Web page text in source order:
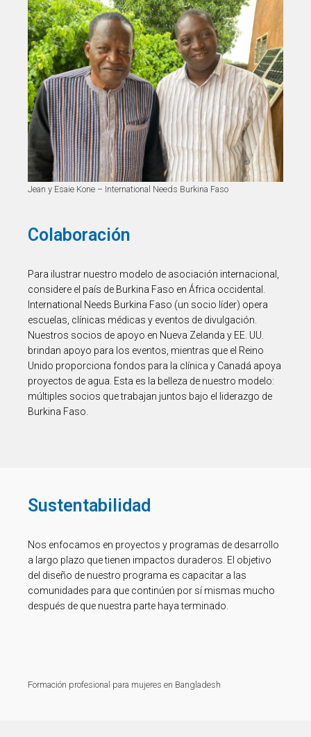
Jean y Esaie Kone – International Needs Burkina Faso
Colaboración
Para ilustrar nuestro modelo de asociación internacional,
considere el país de Burkina Faso en África occidental.
International Needs Burkina Faso (un socio líder) opera
escuelas, clínicas médicas y eventos de divulgación.
Nuestros socios de apoyo en Nueva Zelanda y EE. UU.
brindan apoyo para los eventos, mientras que el Reino
Unido proporciona fondos para la clínica y Canadá apoya
proyectos de agua. Esta es la belleza de nuestro modelo:
múltiples socios que trabajan juntos bajo el liderazgo de
Burkina Faso.
Sustentabilidad
Nos enfocamos en proyectos y programas de desarrollo
a largo plazo que tienen impactos duraderos. El objetivo
del diseño de nuestro programa es capacitar a las
comunidades para que continúen por sí mismas mucho
después de que nuestra parte haya terminado.
Formación profesional para mujeres en Bangladesh